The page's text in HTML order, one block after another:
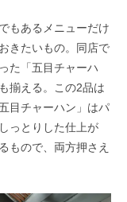
もあるメニューだけ
きたいもの。同店で
た「五目チャーハ
揃える。この2品は
目チャーハン」はパ
っとりした仕上が
もので、両方押さえ